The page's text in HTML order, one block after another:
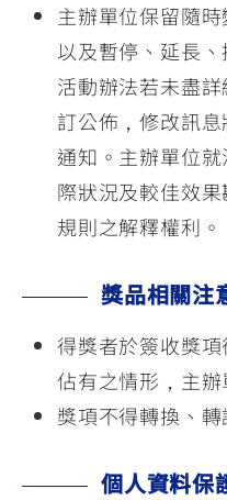
主辦單位保留隨
以及暫停、延長
活動辦法若未盡
訂公佈，修改訊
通知。主辦單位
際狀況及較佳效
規則之解釋權利。
獎品相關注
得獎者於簽收獎
佔有之情形，主
獎項不得轉換、轉
個人資料保